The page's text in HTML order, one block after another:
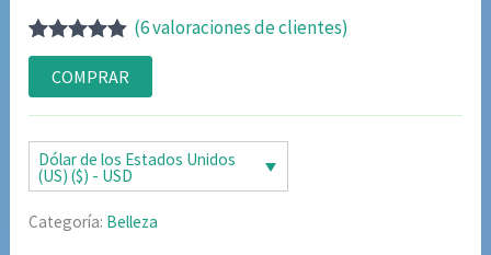
Valorado
con4.80de
5 en base
a
5
de clientes
(6valoraciones de clientes)
COMPRAR
Dólar de los Estados Unidos
(US) ($) - USD
Categoría: Belleza